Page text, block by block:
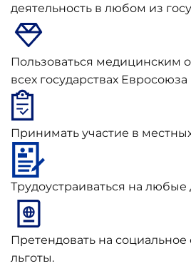
деятельность в любом из
Пользоваться медицинским
всех государствах Евросоюза
Принимать участие в
Трудоустраиваться на любые
Претендовать на
льготы.